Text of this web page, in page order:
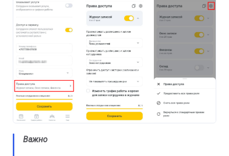
Важно